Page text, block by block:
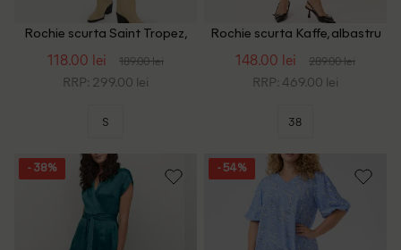
Rochie scurta Saint Tropez,
118.00 lei 189.00 lei
RRP: 299.00 lei
S
Rochie scurta Kaffe, albastru
148.00 lei 289.00 lei
RRP: 469.00 lei
38
- 38% - 54%